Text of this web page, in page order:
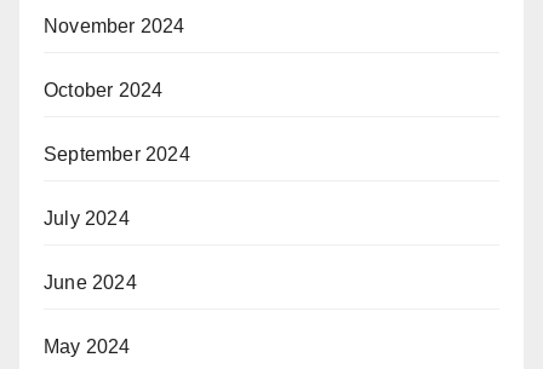
November 2024
October 2024
September 2024
July 2024
June 2024
May 2024